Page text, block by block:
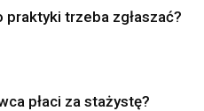
praktyki trzeba zgłaszać?
płaci za stażystę?